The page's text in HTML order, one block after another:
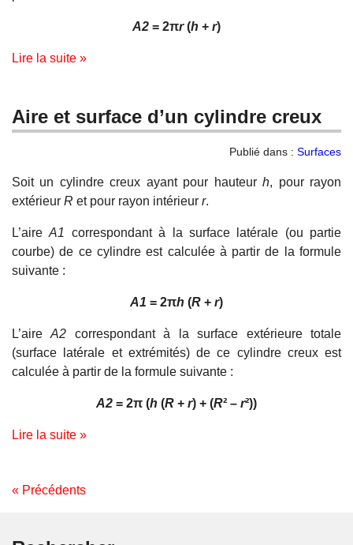
A2 = 2πr(h + r)
Lire la suite »
Aire et surface d’un cylindre creux
Publié dans : Surfaces
Soit un cylindre creux ayant pour hauteurh, pour rayon
extérieur R et pour rayon intérieur r.
L’aireA1 correspondant à la surface latérale (ou partie
courbe) de ce cylindre est calculée à partir de la formule
suivante :
A1 = 2πh (R + r)
L’aireA2 correspondant à la surface extérieure totale
(surface latérale et extrémités) de ce cylindre creux est
calculée à partir de la formule suivante :
A2 = 2π (h (R + r) + (R² – r²))
Lire la suite »
« Précédents